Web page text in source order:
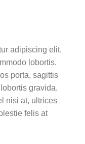
adipiscing elit.
lobortis.
porta, sagittis
gravida.
nisi at, ultrices
felis at